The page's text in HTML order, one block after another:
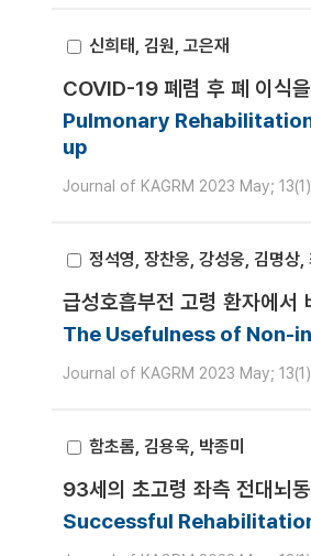
신희태, 김원, 고은재
COVID-19 폐렴 후 폐 이식
Pulmonary
up
Journal of KAGRM 2023 May;
정석영, 장찬웅, 강성웅, 김명상,
급성호흡부전 고령 환자에서
The Usefulness of Non-
Journal of KAGRM 2023 May;
함초롬, 김용욱, 박종미
93세의 초고령 좌측 전대뇌
Successful